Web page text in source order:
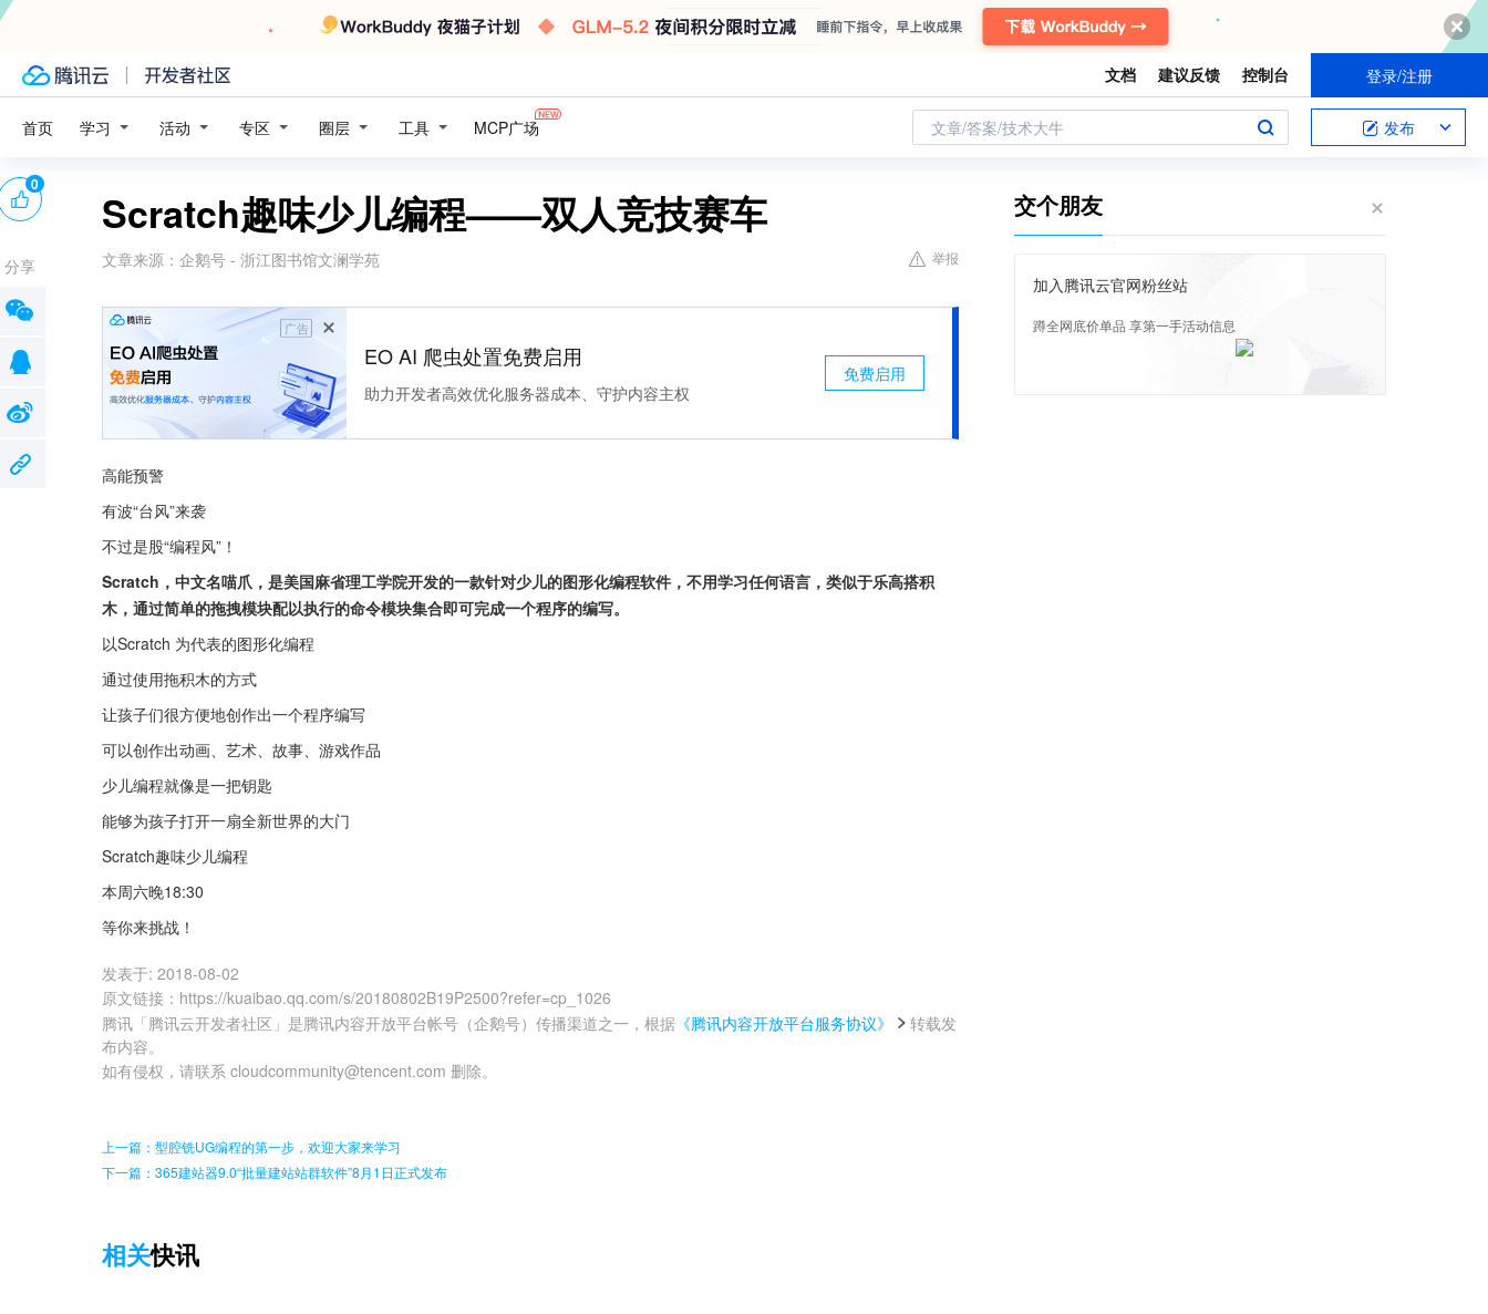
文档 建议反馈 控制台 登录/注册
首页 学习 活动 专区 圈层 工具 MCP广场 文章/答案/技术大牛 发布
Scratch趣味少儿编程——双人竞技赛车
文章来源： 企鹅号 - 浙江图书馆文澜学苑 举报
广告
EO AI 爬虫处置免费启用
助力开发者高效优化服务器成本、守护内容主权
免费启用
高能预警
有波“台风”来袭
不过是股“编程风”！
Scratch，中文名喵爪，是美国麻省理工学院开发的一款针对少儿的图形化编程软件，不用学习任何语言，类似于乐高搭积
木，通过简单的拖拽模块配以执行的命令模块集合即可完成一个程序的编写。
以Scratch 为代表的图形化编程
通过使用拖积木的方式
让孩子们很方便地创作出一个程序编写
可以创作出动画、艺术、故事、游戏作品
少儿编程就像是一把钥匙
能够为孩子打开一扇全新世界的大门
Scratch趣味少儿编程
本周六晚18:30
等你来挑战！
发表于: 2018-08-02
原文链接 ： https://kuaibao.qq.com/s/20180802B19P2500?refer=cp_1026
腾讯「腾讯云开发者社区」是腾讯内容开放平台帐号（企鹅号）传播渠道之一，根据 《腾讯内容开放平台服务协议》
转载发
布内容。
如有侵权，请联系 cloudcommunity@tencent.com 删除。
0
分享
上一篇：型腔铣UG编程的第一步，欢迎大家来学习
下一篇：365建站器9.0“批量建站站群软件”8月1日正式发布
相关快讯
交个朋友
加入腾讯云官网粉丝站
蹲全网底价单品 享第一手活动信息